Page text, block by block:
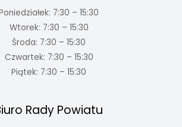
7:30 – 15:30
Wtorek: 7:30 – 15:30
Środa: 7:30 – 15:30
Czwartek: 7:30 – 15:30
Piątek: 7:30 – 15:30
Rady Powiatu